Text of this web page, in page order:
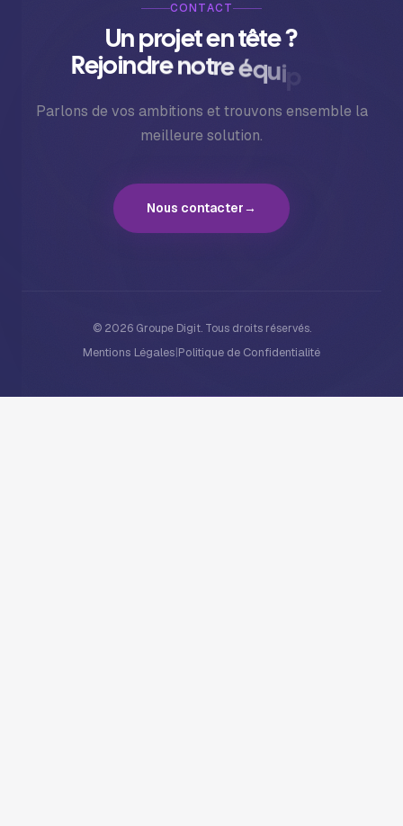
CONTACT
Un projetentête?
Rejoindre notreéqui
Parlons de vos ambitions et trouvons ensemble la
meilleure solution.
Nous contacter→
© 2026Groupe Digit. Tous droits réservés.
Mentions Légales|Politique de Confidentialité